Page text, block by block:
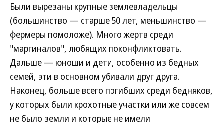
Были вырезаны крупные землевладельцы
(большинство — старше 50 лет, меньшинство —
фермеры помоложе). Много жертв среди
"маргиналов", любящих поконфликтовать.
Дальше — юноши и дети, особенно из бедных
семей, эти в основном убивали друг друга.
Наконец, больше всего погибших среди бедняков,
у которых были крохотные участки или же совсем
не было земли и которые не имели